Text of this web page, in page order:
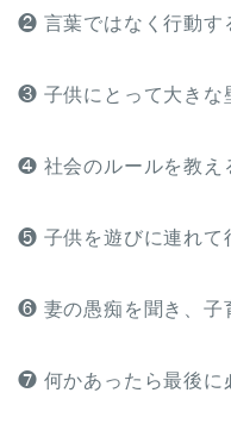
❷ 言葉ではなく行動す
❸ 子供にとって大きな
❹ 社会のルールを教え
❺ 子供を遊びに連れて
❻ 妻の愚痴を聞き、子
❼ 何かあったら最後に